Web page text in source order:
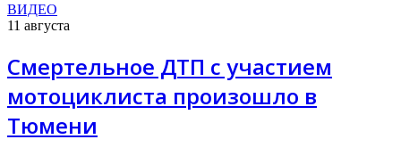
ВИДЕО
11 августа
Смертельное ДТП с участием
мотоциклиста произошло в
Тюмени